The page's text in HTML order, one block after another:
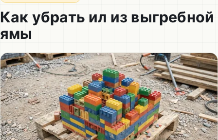
Как убрать ил из выгребной
ямы